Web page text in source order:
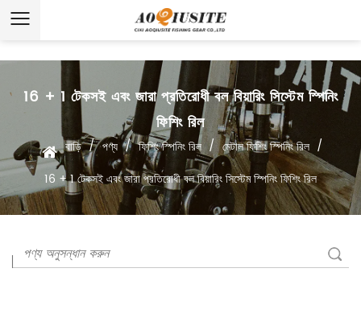
16 + 1 টেকসই এবং জারা প্রতিরোধী বল বিয়ারিং সিস্টেম স্পিনিং
ফিশিং রিল
বাড়ি / পণ্য / ফিশিং স্পিনিং রিল / মেটাল ফিশিং স্পিনিং রিল /
16 + 1 টেকসই এবং জারা প্রতিরোধী বল বিয়ারিং সিস্টেম স্পিনিং ফিশিং রিল